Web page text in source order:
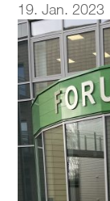
19. Jan. 2023